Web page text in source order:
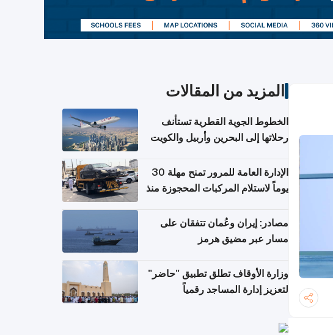
المزيد من المقالات
الخطوط الجوية القطرية تستأنف
رحلاتها إلى البحرين وأربيل والكويت
الإدارة العامة للمرور تمنح مهلة 30
يوماً لاستلام المركبات المحجوزة منذ
مصادر: إيران وعُمان تتفقان على
مسار عبر مضيق هرمز
وزارة الأوقاف تطلق تطبيق "حاضر"
لتعزيز إدارة المساجد رقمياً